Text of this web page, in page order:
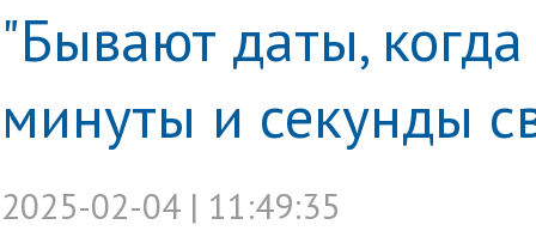
"Бывают даты,
минуты и секунды
2025-02-04 | 11:49:35